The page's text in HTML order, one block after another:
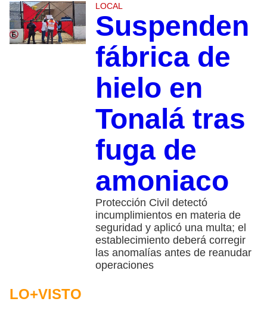
LOCAL
Suspenden
fábrica de
hielo en
Tonalá tras
fuga de
amoniaco
Protección Civil detectó
incumplimientos en materia de
seguridad y aplicó una multa; el
establecimiento deberá corregir
las anomalías antes de reanudar
operaciones
LO+VISTO